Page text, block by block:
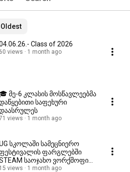
Oldest
Class of 2026
60 views 1 month ago
🎓 მე-6 კლასის მოსწავლეებმა
საფეხური
views 1 month ago
სკოლაში სამეცნიერო
ფარგლებში
საოჯახო ვორქშოფი
გაიმართა
15 views 1 month ago